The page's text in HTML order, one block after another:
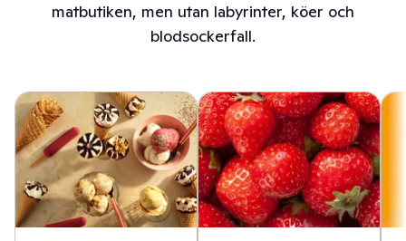
matbutiken, men utan labyrinter, köer och
blodsockerfall.